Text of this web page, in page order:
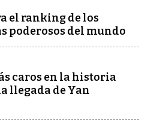
el ranking de los
poderosos del mundo
caros en la historia
llegada de Yan